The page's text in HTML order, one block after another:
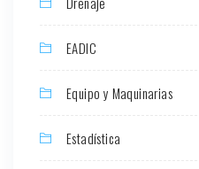
EADIC
Equipo y Maquinarias
Estadística